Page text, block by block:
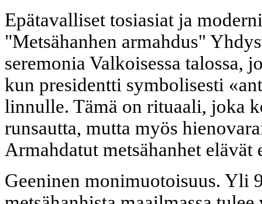
Epätavalliset tosiasiat ja
"Metsähanhen armahdus"
seremonia Valkoisessa
kun presidentti symbolisesti
linnulle. Tämä on rituaali, joka
runsautta, mutta myös
Armahdatut metsähanhet elävät
Geeninen monimuotoisuus. Yli